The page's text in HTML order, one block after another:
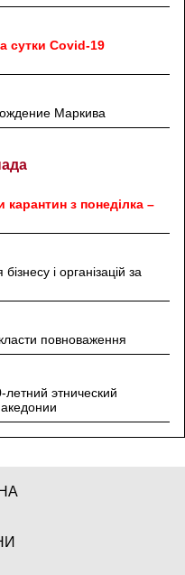
сутки Covid-19
Маркива
карантин з понеділка –
і організацій за
повноваження
этнический